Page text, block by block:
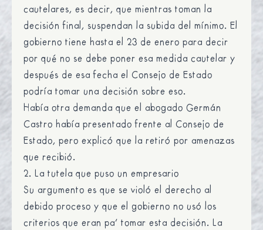
cautelares, es decir, que mientras toman la
decisión final, suspendan la subida del mínimo. El
gobierno tiene hasta el 23 de enero para decir
por qué no se debe poner esa medida cautelar y
después de esa fecha el Consejo de Estado
podría tomar una decisión sobre eso.
Había otra demanda que el abogado Germán
Castro había presentado frente al Consejo de
Estado, pero explicó que la retiró por amenazas
que recibió.
2. La tutela que puso un empresario
Su argumento es que se violó el derecho al
debido proceso y que el gobierno no usó los
criterios que eran pa’ tomar esta decisión. La